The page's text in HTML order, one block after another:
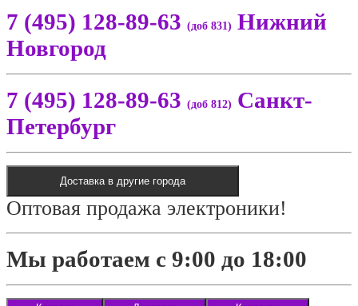
7 (495) 128-89-63 (доб 831) Нижний
Новгород
7 (495) 128-89-63 (доб 812) Санкт-
Петербург
Доставка в другие города
Оптовая продажа электроники!
Мы работаем с 9:00 до 18:00